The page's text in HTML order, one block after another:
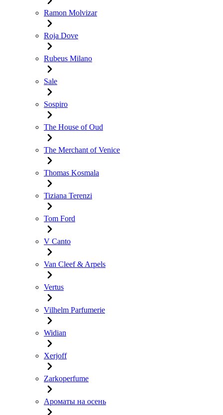
Ramon Molvizar
Roja Dove
Rubeus Milano
Sale
Sospiro
The House of Oud
The Merchant of Venice
Thomas Kosmala
Tiziana Terenzi
Tom Ford
V Canto
Van Cleef & Arpels
Vertus
Vilhelm Parfumerie
Widian
Xerjoff
Zarkoperfume
Ароматы на осень